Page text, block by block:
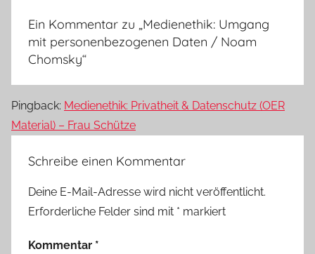
Ein Kommentar zu „Medienethik: Umgang
mit personenbezogenen Daten / Noam
Chomsky“
Pingback: Medienethik: Privatheit & Datenschutz (OER
Material) – Frau Schütze
Schreibe einen Kommentar
Deine E-Mail-Adresse wird nicht veröffentlicht.
Erforderliche Felder sind mit * markiert
Kommentar *